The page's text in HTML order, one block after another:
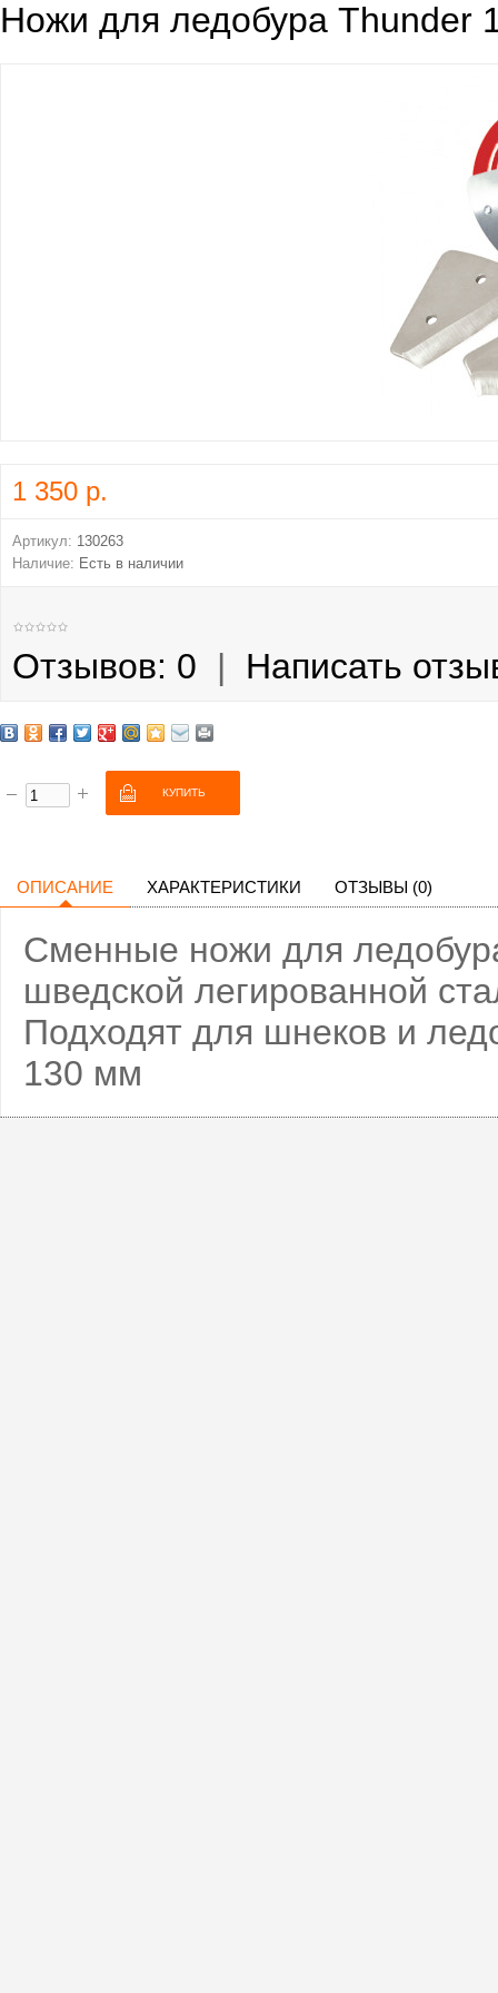
Ножи для ледобура Thunder
1 350 р.
Артикул: 130263
Наличие: Есть в наличии
Отзывов: 0 | Написать
ОПИСАНИЕ ХАРАКТЕРИСТИКИ ОТЗЫВЫ (0)
Сменные ножи для
шведской легированной
Подходят для шнеков и
130 мм